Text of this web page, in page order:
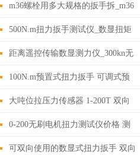
放流量计
m36螺栓用多大规格的扳手拆_m36
电动扭力扳手
500N.m扭力扳手测试仪_数显扭矩
扳手检定仪价格
距离遥控传输数显测力仪_300kn无
线数字测力仪
100N.m预置式扭力扳手 可调式预
置扭矩扳手 机械式力矩扳手厂家
大吨位拉压力传感器 1-200T 双向
大量程拉压力传感器测力计国产厂
家
0-200无刷电机扭力测试仪价格 测
试无刷电机动态扭矩测试仪厂家
可双向使用的数显式扭力扳手 双向